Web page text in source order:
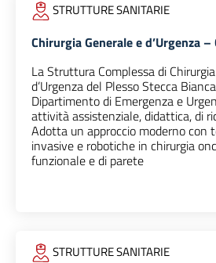
STRUTTURE SANITARIE
Chirurgia Generale e d’Urgenza
La Struttura Complessa di
d’Urgenza del Plesso Stecca
Dipartimento di Emergenza e
attività assistenziale, didattica, di
Adotta un approccio moderno con
invasive e robotiche in chirurgia
funzionale e di parete
STRUTTURE SANITARIE